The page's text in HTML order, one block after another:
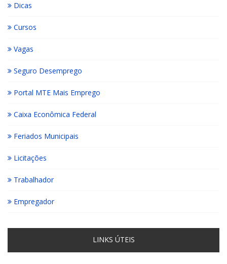
Dicas
Cursos
Vagas
Seguro Desemprego
Portal MTE Mais Emprego
Caixa Econômica Federal
Feriados Municipais
Licitações
Trabalhador
Empregador
LINKS ÚTEIS